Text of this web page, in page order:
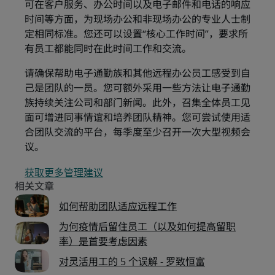
可在客户服务、办公时间以及电子邮件和电话的响应
时间等方面，为现场办公和非现场办公的专业人士制
定相同标准。您还可以设置“核心工作时间”，要求所
有员工都能同时在此时间工作和交流。
请确保帮助电子通勤族和其他远程办公员工感受到自
己是团队的一员。您可额外采用一些方法让电子通勤
族持续关注公司和部门新闻。此外，召集全体员工见
面可增进同事情谊和培养团队精神。您可尝试使用适
合团队交流的平台，每季度至少召开一次大型视频会
议。
获取更多管理建议
如何帮助团队适应远程工作
为何疫情后留住员工（以及如何提高留职
率）是首要考虑因素
对灵活用工的 5 个误解 - 罗致恒富